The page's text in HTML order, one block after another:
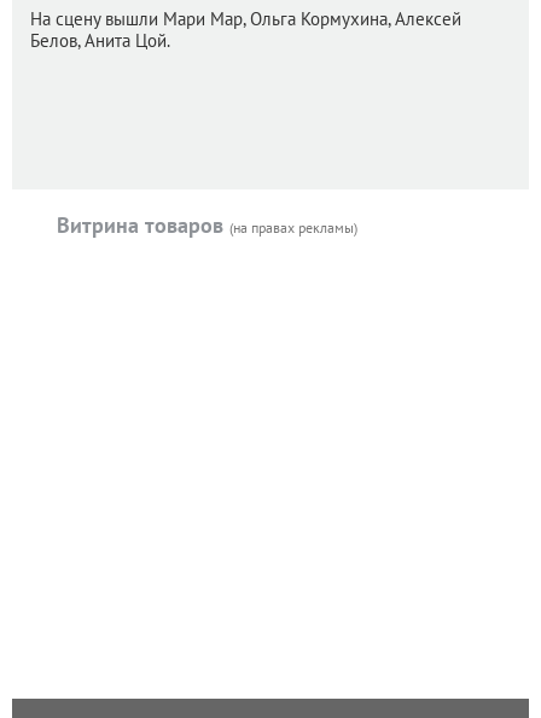
На сцену вышли Мари Мар, Ольга Кормухина, Алексей
Белов, Анита Цой.
Витрина товаров (на правах рекламы)